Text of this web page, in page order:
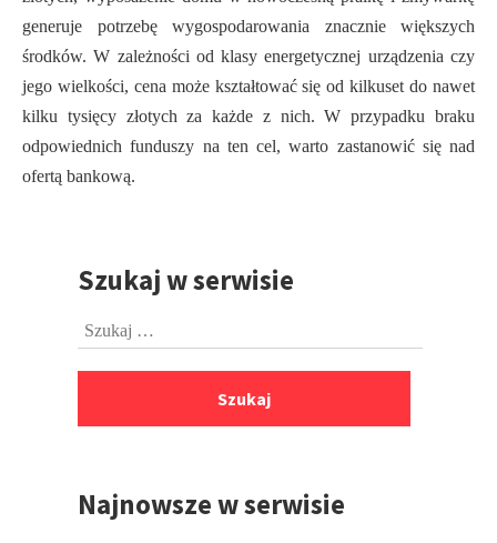
generuje potrzebę wygospodarowania znacznie większych
środków. W zależności od klasy energetycznej urządzenia czy
jego wielkości, cena może kształtować się od kilkuset do nawet
kilku tysięcy złotych za każde z nich. W przypadku braku
odpowiednich funduszy na ten cel, warto zastanowić się nad
ofertą bankową.
PrzejdźSzukaj w serwisie
Szukaj:
Najnowsze w serwisie